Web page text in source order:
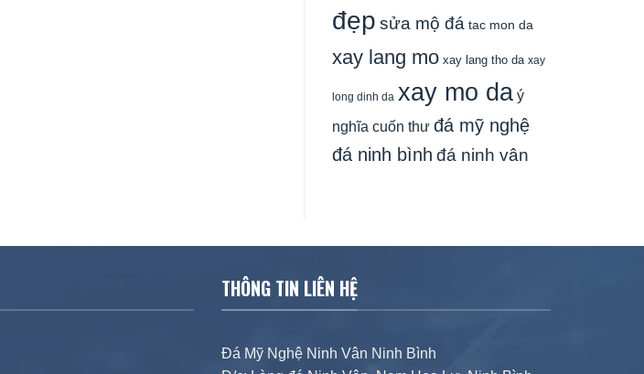
đẹp sửa mộ đá tac mon da
xay lang mo xay lang tho da xay
long dinh da xay mo da ý
nghĩa cuốn thư đá mỹ nghệ
đá ninh bình đá ninh vân
THÔNG TIN LIÊN HỆ
Đá Mỹ Nghệ Ninh Vân Ninh Bình